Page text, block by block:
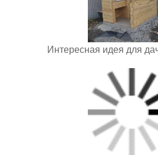
Интересная идея для